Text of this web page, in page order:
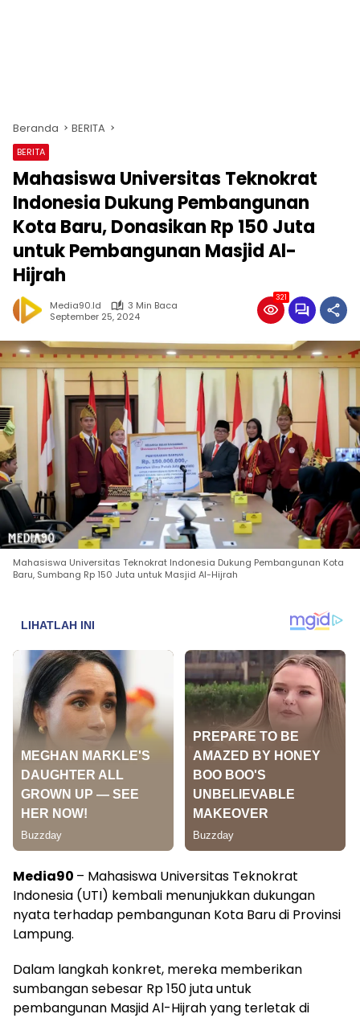
Beranda BERITA
BERITA
Mahasiswa Universitas Teknokrat
Indonesia Dukung Pembangunan
Kota Baru, Donasikan Rp 150 Juta
untuk Pembangunan Masjid Al-
Hijrah
Media90.id
3 Min Baca
September 25, 2024
321
Mahasiswa Universitas Teknokrat Indonesia Dukung Pembangunan Kota
Baru, Sumbang Rp 150 Juta untuk Masjid Al-Hijrah
Media90 – Mahasiswa Universitas Teknokrat
Indonesia (UTI) kembali menunjukkan dukungan
nyata terhadap pembangunan Kota Baru di Provinsi
Lampung.
Dalam langkah konkret, mereka memberikan
sumbangan sebesar Rp 150 juta untuk
pembangunan Masjid Al-Hijrah yang terletak di